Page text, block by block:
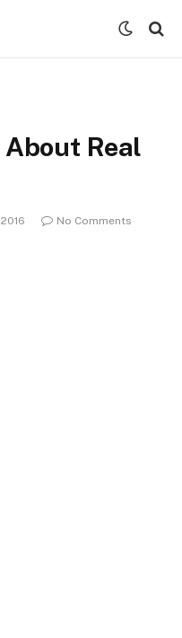
Real
No Comments